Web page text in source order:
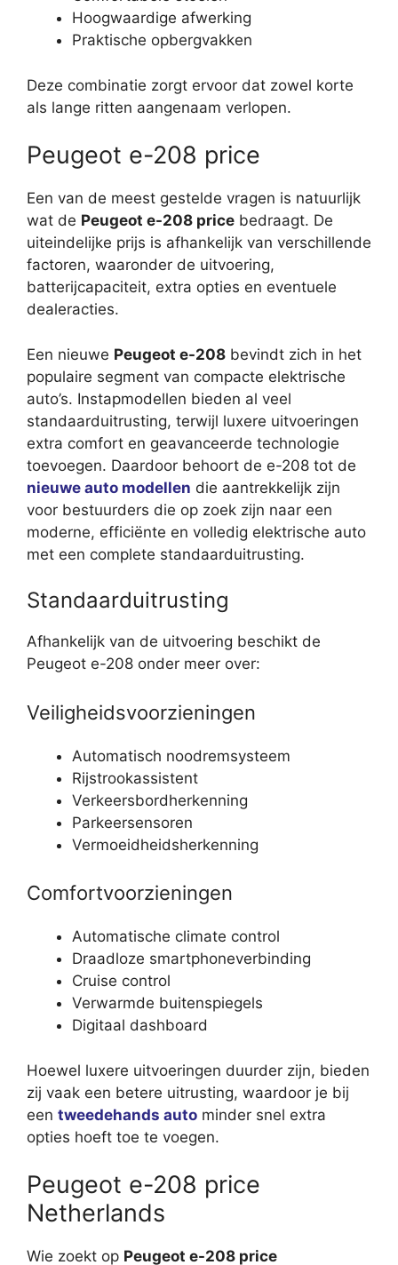
Hoogwaardige afwerking
Praktische opbergvakken
Deze combinatie zorgt ervoor dat zowel korte
als lange ritten aangenaam verlopen.
Peugeot e-208 price
Een van de meest gestelde vragen is natuurlijk
wat de Peugeot e-208 price bedraagt. De
uiteindelijke prijs is afhankelijk van verschillende
factoren, waaronder de uitvoering,
batterijcapaciteit, extra opties en eventuele
dealeracties.
Een nieuwe Peugeot e-208 bevindt zich in het
populaire segment van compacte elektrische
auto’s. Instapmodellen bieden al veel
standaarduitrusting, terwijl luxere uitvoeringen
extra comfort en geavanceerde technologie
toevoegen. Daardoor behoort de e-208 tot de
nieuwe auto modellen die aantrekkelijk zijn
voor bestuurders die op zoek zijn naar een
moderne, efficiënte en volledig elektrische auto
met een complete standaarduitrusting.
Standaarduitrusting
Afhankelijk van de uitvoering beschikt de
Peugeot e-208 onder meer over:
Veiligheidsvoorzieningen
Automatisch noodremsysteem
Rijstrookassistent
Verkeersbordherkenning
Parkeersensoren
Vermoeidheidsherkenning
Comfortvoorzieningen
Automatische climate control
Draadloze smartphoneverbinding
Cruise control
Verwarmde buitenspiegels
Digitaal dashboard
Hoewel luxere uitvoeringen duurder zijn, bieden
zij vaak een betere uitrusting, waardoor je bij
een tweedehands auto minder snel extra
opties hoeft toe te voegen.
Peugeot e-208 price
Netherlands
Wie zoekt op Peugeot e-208 price